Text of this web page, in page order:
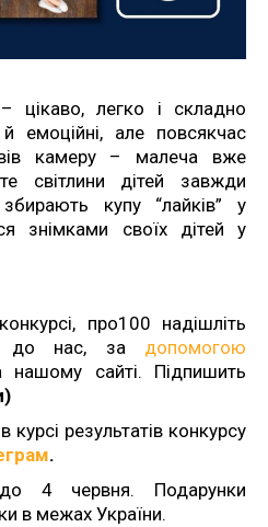
цікаво, легко і складно
емоційні, але повсякчас
камеру – малеча вже
світлини дітей завжди
купу “лайків” у
знімками своїх дітей у
про100 надішліть
до нас, за допомогою
нашому сайті. Підпишить
результатів конкурсу
.
4 червня. Подарунки
в межах України.